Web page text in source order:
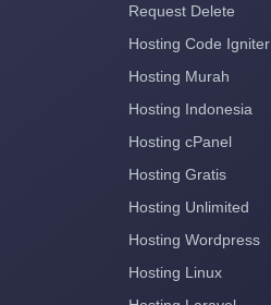
Request Delete
Hosting Code Igniter
Hosting Murah
Hosting Indonesia
Hosting cPanel
Hosting Gratis
Hosting Unlimited
Hosting Wordpress
Hosting Linux